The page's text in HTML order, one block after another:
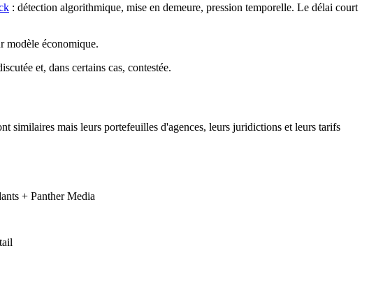
: détection algorithmique, mise en demeure, pression temporelle. Le délai court
modèle économique.
et, dans certains cas, contestée.
similaires mais leurs portefeuilles d'agences, leurs juridictions et leurs tarifs
+ Panther Media